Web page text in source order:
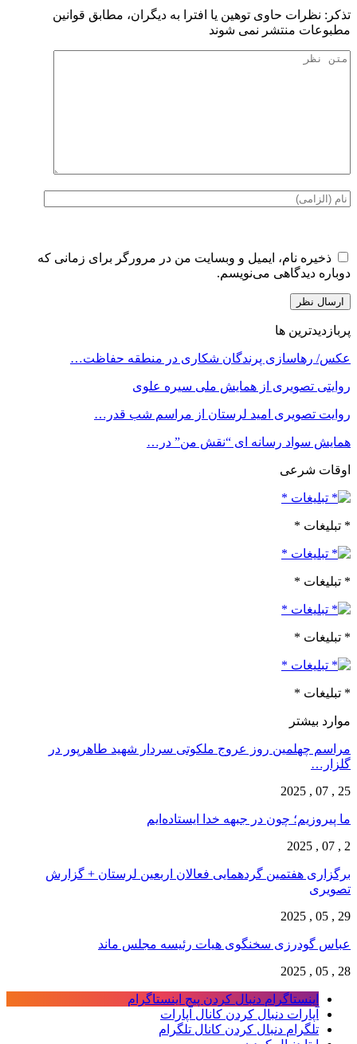
تذكر: نظرات حاوی توهين يا افترا به ديگران، مطابق قوانين
مطبوعات منتشر نمی شوند
ذخیره نام، ایمیل و وبسایت من در مرورگر برای زمانی که
دوباره دیدگاهی می‌نویسم.
پربازدیدترین ها
عکس/ رهاسازی پرندگان شکاری در منطقه حفاظت…
روایتی تصویری از همایش ملی سیره علوی
روایت تصویری امید لرستان از مراسم شب قدر…
همایش سواد رسانه ای “نقش من” در…
اوقات شرعی
* تبلیغات *
* تبلیغات *
* تبلیغات *
* تبلیغات *
موارد بیشتر
مراسم چهلمین روز عروج ملکوتی سردار شهید طاهرپور در
گلزار…
25 , 07 , 2025
ما پیروزیم؛ چون در جبهه خدا ایستاده‌ایم
2 , 07 , 2025
برگزاری هفتمین گردهمایی فعالان اربعین لرستان + گزارش
تصویری
29 , 05 , 2025
عباس گودرزی سخنگوی هیات رئیسه مجلس ماند
28 , 05 , 2025
اینستاگرام دنبال کردن پیج اینستاگرام
آپارات دنبال کردن کانال آپارات
تلگرام دنبال کردن کانال تلگرام